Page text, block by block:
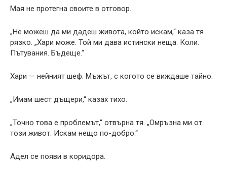
Мая не протегна своите в отговор.
„Не можеш да ми дадеш живота, който искам,“ каза тя
рязко. „Хари може. Той ми дава истински неща. Коли.
Пътувания. Бъдеще.“
Хари — нейният шеф. Мъжът, с когото се виждаше тайно.
„Имам шест дъщери,“ казах тихо.
„Точно това е проблемът,“ отвърна тя. „Омръзна ми от
този живот. Искам нещо по-добро.“
Адел се появи в коридора.